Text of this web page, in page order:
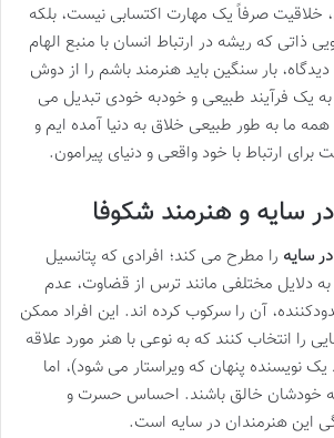
خلاقیت صرفاً یک مهارت اکتسابی نیست، بلکه
ذاتی که ریشه در ارتباط انسان با منبع الهام
بار سنگین باید هنرمند باشم را از دوش
به یک فرآیند طبیعی و خودبه خودی تبدیل می
ما به طور طبیعی خلاق به دنیا آمده ایم و
برای ارتباط با خود واقعی و دنیای پیرامون.
سایهو هنرمند شکوفا
سایه را مطرح می کند؛ افرادی که پتانسیل
دلایل مختلفی مانند ترس از قضاوت، عدم
آن را سرکوب کرده اند. این افراد ممکن
انتخاب کنند که به نوعی با هنر مورد علاقه
نویسنده پنهان که ویراستار می شود)، اما
خودشان خالق باشند. احساس حسرت و
این هنرمندان در سایه است.